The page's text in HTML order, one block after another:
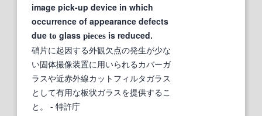
image pick-up device in which
occurrence of appearance defects
due to glass pieces is reduced.
硝片に起因する外観欠点の発生が少な
い固体撮像装置に用いられるカバーガ
ラスや近赤外線カットフィルタガラス
として有用な板状ガラスを提供するこ
と。
- 特許庁